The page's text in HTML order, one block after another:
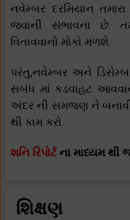
નવેમ્બર દરમિયાન
જવાની સંભાવના છે.
વિતાવવાનો મોકો મળશે.
પરંતુ,નવેમ્બર અને ડિસેમ્બર
સબંધ માં કડવાહટ
અંદર ની સમજણ ને બનાવી
થી કામ કરો.
શનિ રિપોર્ટના માધ્યમ થી
શિક્ષણ